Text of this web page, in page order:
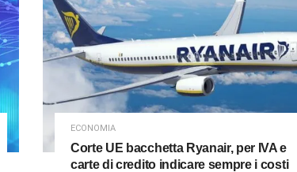
ECONOMIA
Corte UE bacchetta Ryanair, per IVA e
carte di credito indicare sempre i costi